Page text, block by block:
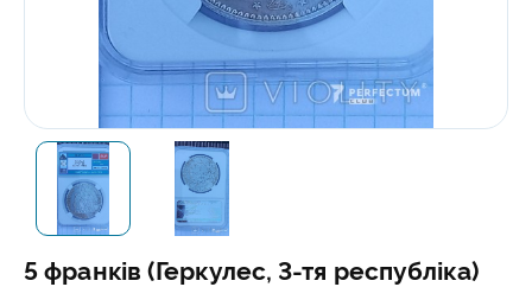
5 франків (Геркулес, 3-тя республіка)